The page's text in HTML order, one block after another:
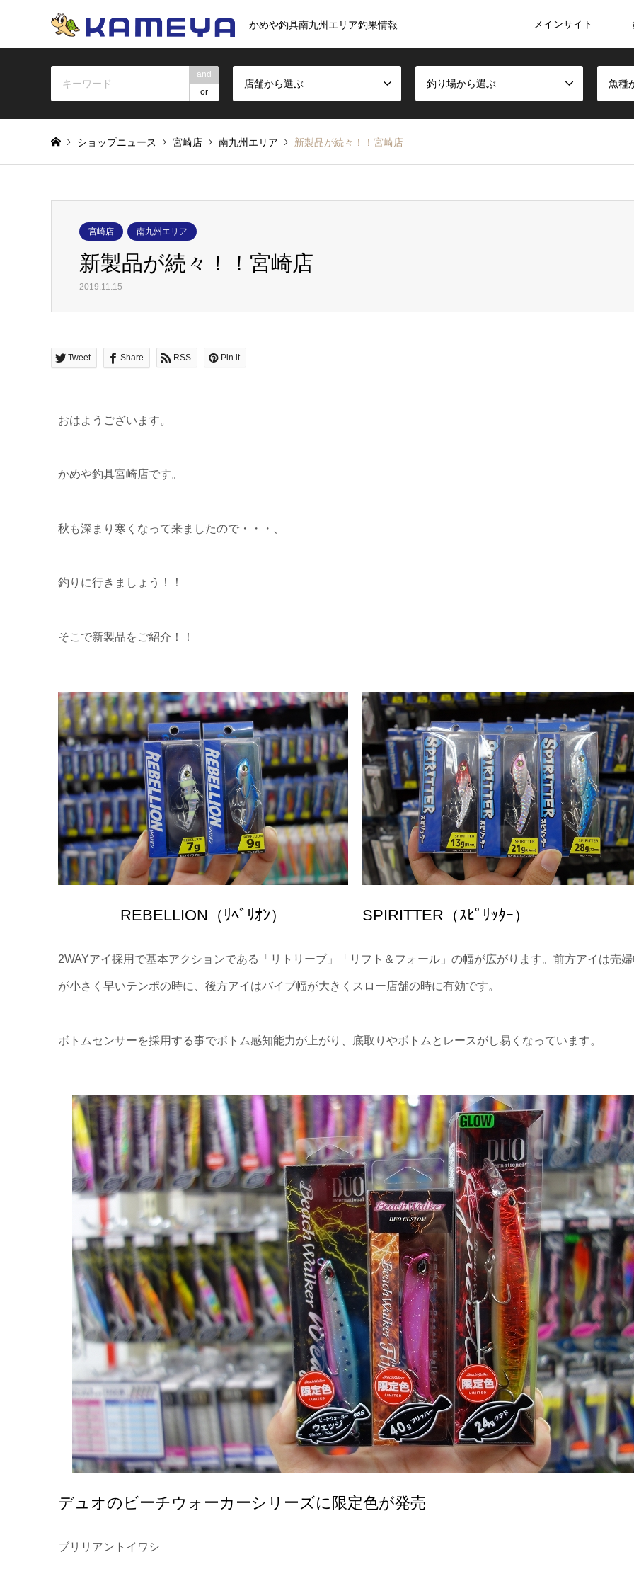
かめや釣具南九州エリア釣果情報 メインサイト
and
or
店舗から選ぶ 釣り場から選ぶ 魚種
ショップニュース 宮崎店 南九州エリア 新製品が続々！！宮崎店
宮崎店 南九州エリア
新製品が続々！！宮崎店
2019.11.15
Tweet Share RSS Pin it
おはようございます。
かめや釣具宮崎店です。
秋も深まり寒くなって来ましたので・・・、
釣りに行きましょう！！
そこで新製品をご紹介！！
REBELLION（ﾘﾍﾞﾘｵﾝ） SPIRITTER（ｽﾋﾟﾘｯﾀｰ）
2WAYアイ採用で基本アクションである「リトリーブ」「リフト＆フォール」の幅が広がります。前方アイは売
が小さく早いテンポの時に、後方アイはバイブ幅が大きくスロー店舗の時に有効です。
ボトムセンサーを採用する事でボトム感知能力が上がり、底取りやボトムとレースがし易くなっています。
デュオのビーチウォーカーシリーズに限定色が発売
ブリリアントイワシ